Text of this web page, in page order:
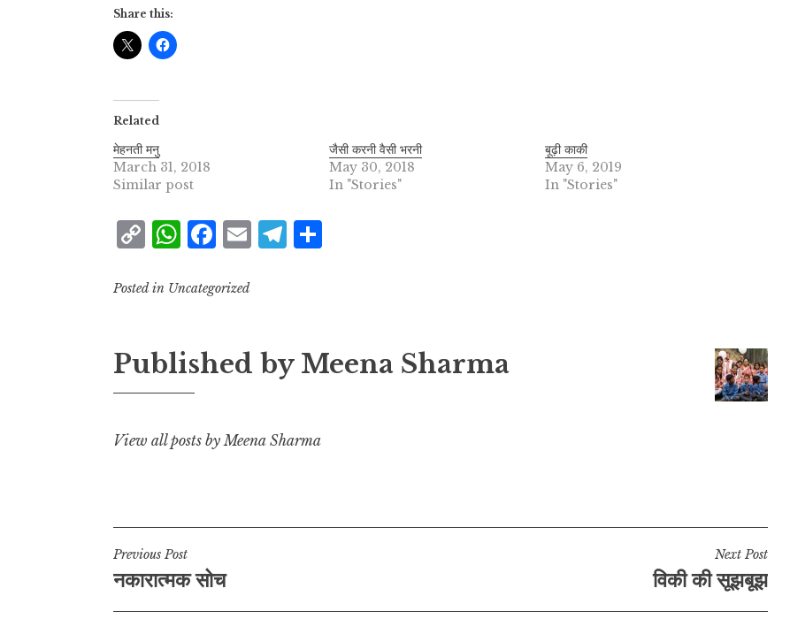
Share this:
Related
मेहनती मनु
March 31, 2018
Similar post
जैसी करनी वैसी भरनी
May 30, 2018
In "Stories"
बूढ़ी काकी
May 6, 2019
In "Stories"
C
p
L
i
n
k
W
at
A
p
p
F
c
o
k
E
T
a
e
Posted in Uncategorized
Published by Meena Sharma
View all posts by Meena Sharma
Post
navigation
Previous Post
नकारात्मक सोच
Next Post
विकी की सूझबूझ